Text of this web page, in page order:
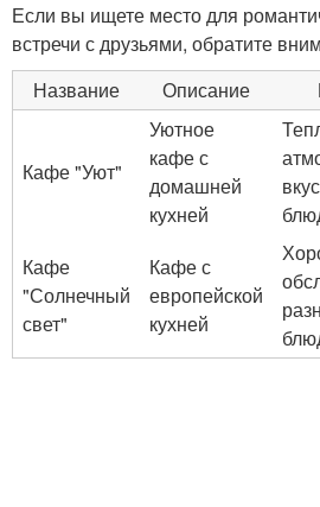
Если вы ищете место для
встречи с друзьями, обратите
Название
Описание
Кафе "Уют"
Уютное
кафе с
домашней
кухней
Кафе
"Солнечный
свет"
Кафе с
европейской
кухней